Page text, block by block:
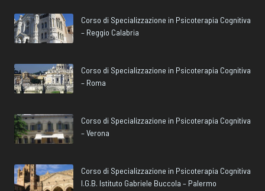
Corso di Specializzazione in Psicoterapia Cognitiva
– Reggio Calabria
Corso di Specializzazione in Psicoterapia Cognitiva
– Roma
Corso di Specializzazione in Psicoterapia Cognitiva
– Verona
Corso di Specializzazione in Psicoterapia Cognitiva
I.G.B. Istituto Gabriele Buccola – Palermo